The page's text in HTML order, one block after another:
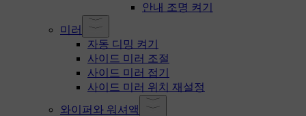
안내 조명 켜기
미러
자동 디밍 켜기
사이드 미러 조절
사이드 미러 접기
사이드 미러 위치 재설정
와이퍼와 워셔액